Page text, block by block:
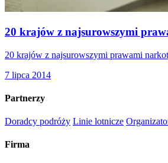
20 krajów z najsurowszymi
20 krajów z najsurowszymi prawami
7 lipca 2014
Partnerzy
Doradcy podróży Linie lotnicze
Firma